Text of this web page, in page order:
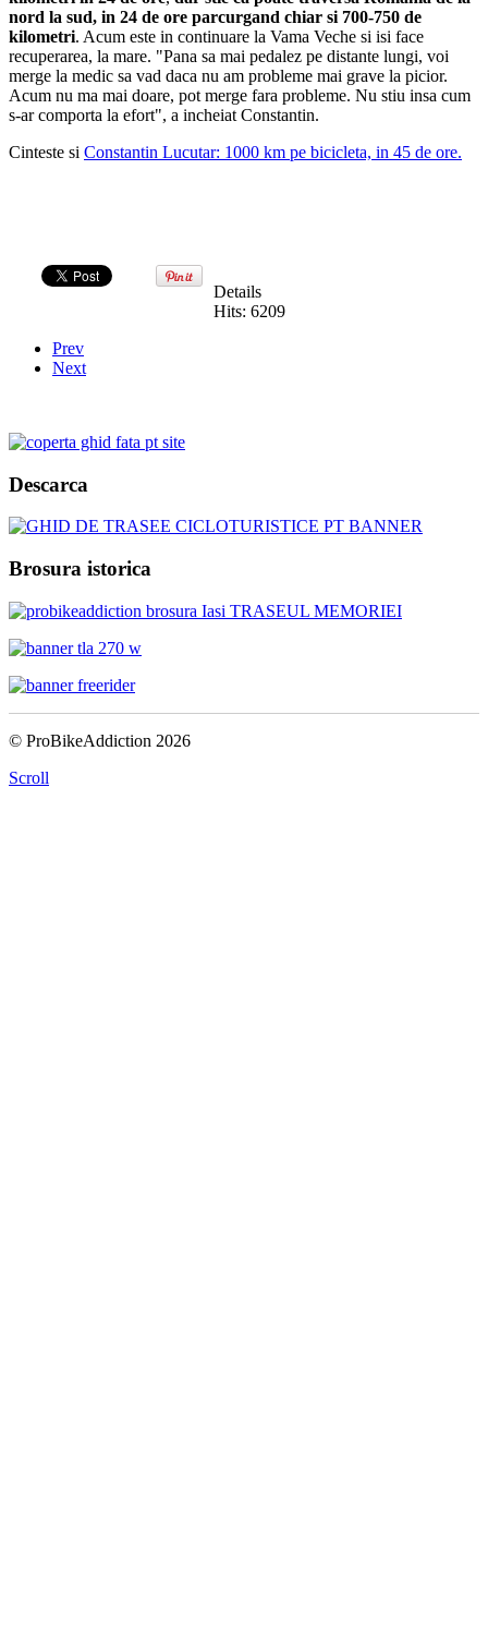
nord la sud, in 24 de ore parcurgand chiar si 700-750 de
kilometri. Acum este in continuare la Vama Veche si isi face
recuperarea, la mare. "Pana sa mai pedalez pe distante lungi, voi
merge la medic sa vad daca nu am probleme mai grave la picior.
Acum nu ma mai doare, pot merge fara probleme. Nu stiu insa cum
s-ar comporta la efort", a incheiat Constantin.
Cinteste si Constantin Lucutar: 1000 km pe bicicleta, in 45 de ore.
Details
Hits: 6209
Prev
Next
Descarca
Brosura istorica
© ProBikeAddiction 2026
Scroll